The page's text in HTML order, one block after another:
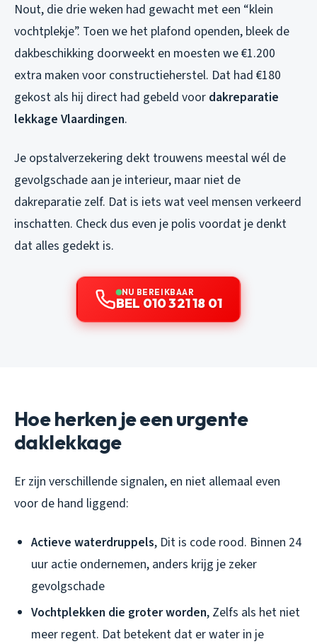
Nout, die drie weken had gewacht met een “klein
vochtplekje”. Toen we het plafond openden, bleek de
dakbeschikking doorweekt en moesten we €1.200
extra maken voor constructieherstel. Dat had €180
gekost als hij direct had gebeld voor dakreparatie
lekkage Vlaardingen.
Je opstalverzekering dekt trouwens meestal wél de
gevolgschade aan je interieur, maar niet de
dakreparatie zelf. Dat is iets wat veel mensen verkeerd
inschatten. Check dus even je polis voordat je denkt
dat alles gedekt is.
NU BEREIKBAAR
BEL 010 321 18 01
Hoe herken je een urgente
daklekkage
Er zijn verschillende signalen, en niet allemaal even
voor de hand liggend:
Actieve waterdruppels, Dit is code rood. Binnen 24
uur actie ondernemen, anders krijg je zeker
gevolgschade
Vochtplekken die groter worden, Zelfs als het niet
meer regent. Dat betekent dat er water in je